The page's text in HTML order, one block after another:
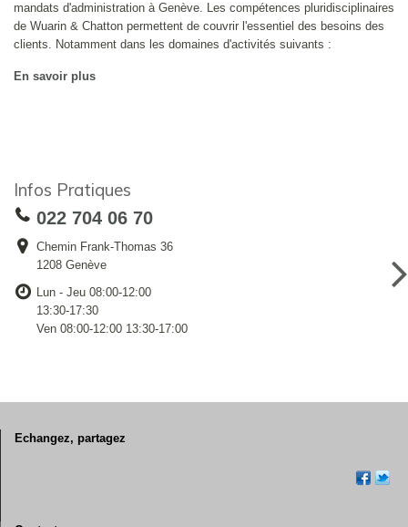
mandats d'administration à Genève. Les compétences pluridisciplinaires
de Wuarin & Chatton permettent de couvrir l'essentiel des besoins des
clients. Notamment dans les domaines d'activités suivants :
En savoir plus
Infos Pratiques
022 704 06 70
Chemin Frank-Thomas 36
1208 Genève
Lun - Jeu 08:00-12:00
13:30-17:30
Ven 08:00-12:00 13:30-17:00
Echangez, partagez